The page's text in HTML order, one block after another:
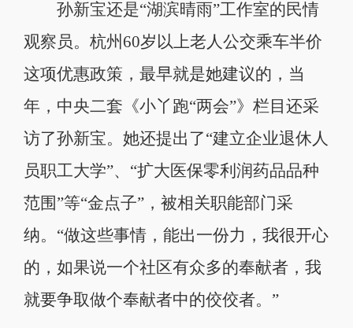
孙新宝还是“湖滨晴雨”工作室的民情
观察员。杭州60岁以上老人公交乘车半价
这项优惠政策，最早就是她建议的，当
年，中央二套《小丫跑“两会”》栏目还采
访了孙新宝。她还提出了“建立企业退休人
员职工大学”、“扩大医保零利润药品品种
范围”等“金点子”，被相关职能部门采
纳。“做这些事情，能出一份力，我很开心
的，如果说一个社区有众多的奉献者，我
就要争取做个奉献者中的佼佼者。”